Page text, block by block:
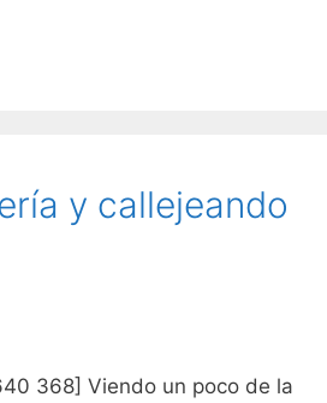
y callejeando
368] Viendo un poco de la